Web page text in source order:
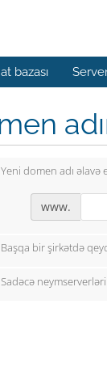
bazası
Yeni domen adı əlavə
www.
Başqa bir şirkətdə
Sadəcə